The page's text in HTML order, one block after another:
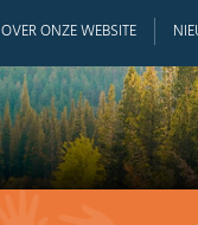
OVER ONZE WEBSITE